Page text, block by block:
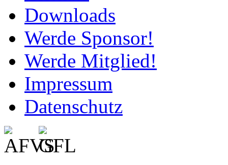
Downloads
Werde Sponsor!
Werde Mitglied!
Impressum
Datenschutz